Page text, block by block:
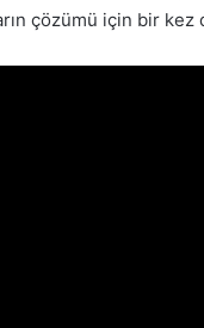
çözümü için bir